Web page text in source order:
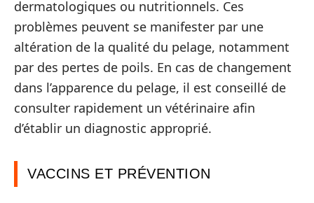
dermatologiques ou nutritionnels. Ces
problèmes peuvent se manifester par une
altération de la qualité du pelage, notamment
par des pertes de poils. En cas de changement
dans l’apparence du pelage, il est conseillé de
consulter rapidement un vétérinaire afin
d’établir un diagnostic approprié.
VACCINS ET PRÉVENTION